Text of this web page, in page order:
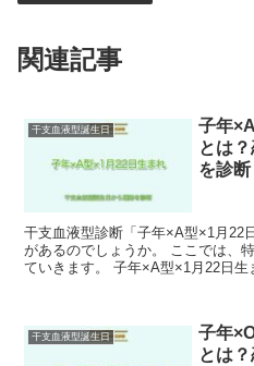
関連記事
干支血液型誕生日
子年
とは
を診断
干支血液型診断「子年×A型×1月22
があるのでしょうか。 ここでは、
ていきます。 子年×A型×1月22日
干支血液型誕生日
子年
とは